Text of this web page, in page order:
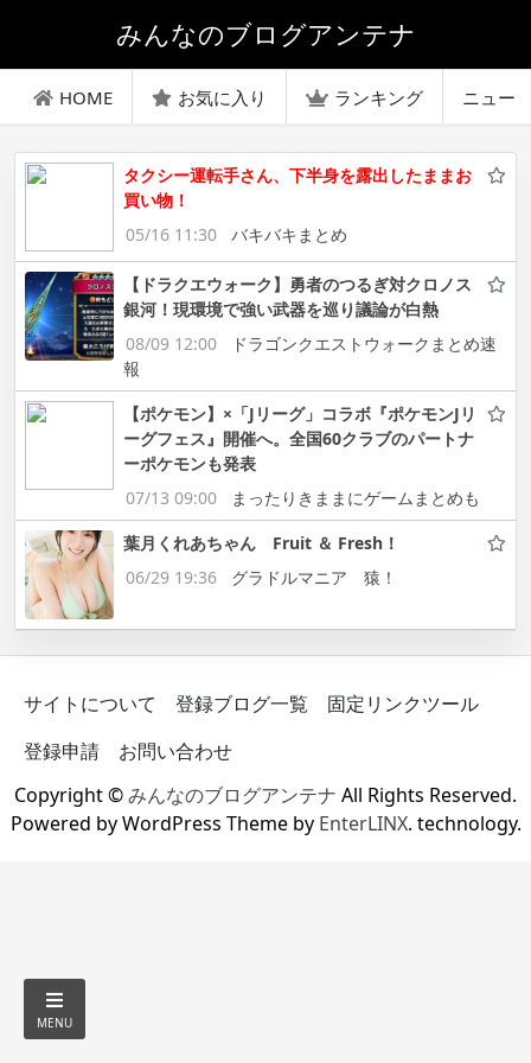
みんなのブログアンテナ
HOME お気に入り ランキング ニュー
タクシー運転手さん、下半身を露出したままお
買い物！
05/16 11:30
バキバキまとめ
【ドラクエウォーク】勇者のつるぎ対クロノス
銀河！現環境で強い武器を巡り議論が白熱
08/09 12:00
ドラゴンクエストウォークまとめ速
報
【ポケモン】×「Jリーグ」コラボ『ポケモンJリ
ーグフェス』開催へ。全国60クラブのパートナ
ーポケモンも発表
07/13 09:00
まったりきままにゲームまとめも
葉月くれあちゃん Fruit ＆ Fresh！
06/29 19:36
グラドルマニア 猿！
サイトについて 登録ブログ一覧
固定リンクツール
登録申請
お問い合わせ
Copyright ©みんなのブログアンテナ All Rights Reserved.
Powered by WordPress Theme by EnterLINX. technology.
MENU